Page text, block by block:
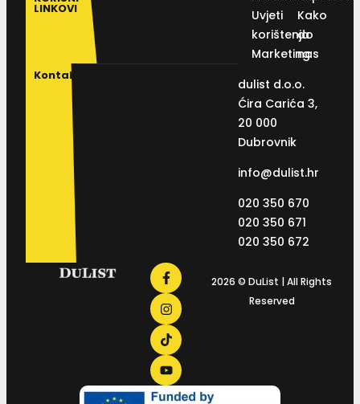
LINKOVI
Uvjeti
korištenja
Marketing
Kako
do
nas
Kontakt
dulist d.o.o.
Ćira Carića 3,
20 000
Dubrovnik
info@dulist.hr
020 350 670
020 350 671
020 350 672
2026 © DuList | All Rights
Reserved